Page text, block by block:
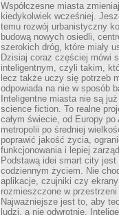
Współczesne miasta
kiedykolwiek wcześniej.
temu rozwój urbanistyczny
budową nowych osiedli,
szerokich dróg, które miały
Dzisiaj coraz częściej mówi
inteligentnym, czyli takim,
lecz także uczy się potrzeb
odpowiada na nie w sposób
Inteligentne miasta nie są
science fiction. To realne
całym świecie, od Europy
metropolii po średniej
poprawić jakość życia,
funkcjonowania i lepiej
Podstawą idei smart city jest
codziennym życiem. Nie
aplikacje, czujniki czy
rozmieszczone w
Najważniejsze jest to, aby
ludzi, a nie odwrotnie.